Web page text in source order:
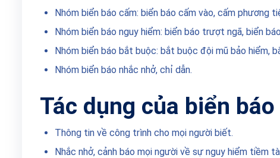
Nhóm biển báo cấm: biển báo cấm vào, cấm phương
Nhóm biển báo nguy hiểm: biển báo trượt ngã, biển
Nhóm biển báo bắt buộc: bắt buộc đội mũ bảo hiểm,
Nhóm biển báo nhắc nhở, chỉ dẫn.
Tác dụng của biển
Thông tin về công trình cho mọi người biết.
Nhắc nhở, cảnh báo mọi người về sự nguy hiểm tiềm